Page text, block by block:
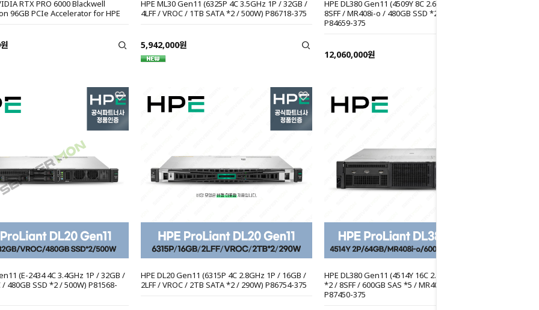
RTX PRO 6000 Blackwell
96GB PCIe Accelerator for HPE
HPE ML30 Gen11 (6325P 4C 3.5GHz 1P / 32GB /
4LFF / VROC / 1TB SATA *2 / 500W) P86718-375
5,942,000원
HPE DL380 Gen11 (4509Y 8C 2.6GHz 1P / 16GB /
8SFF / MR408i-o / 480GB SSD *2 / 800W)
P84659-375
12,060,000원
(E-2434 4C 3.4GHz 1P / 32GB /
/ 480GB SSD *2 / 500W) P81568-
HPE DL20 Gen11 (6315P 4C 2.8GHz 1P / 16GB /
2LFF / VROC / 2TB SATA *2 / 290W) P86754-375
HPE DL380 Gen11 (4514Y 16C 2.0GHz 2P / 32GB
*2 / 8SFF / 600GB SAS *5 / MR408i-o / 800W *2)
P87450-375